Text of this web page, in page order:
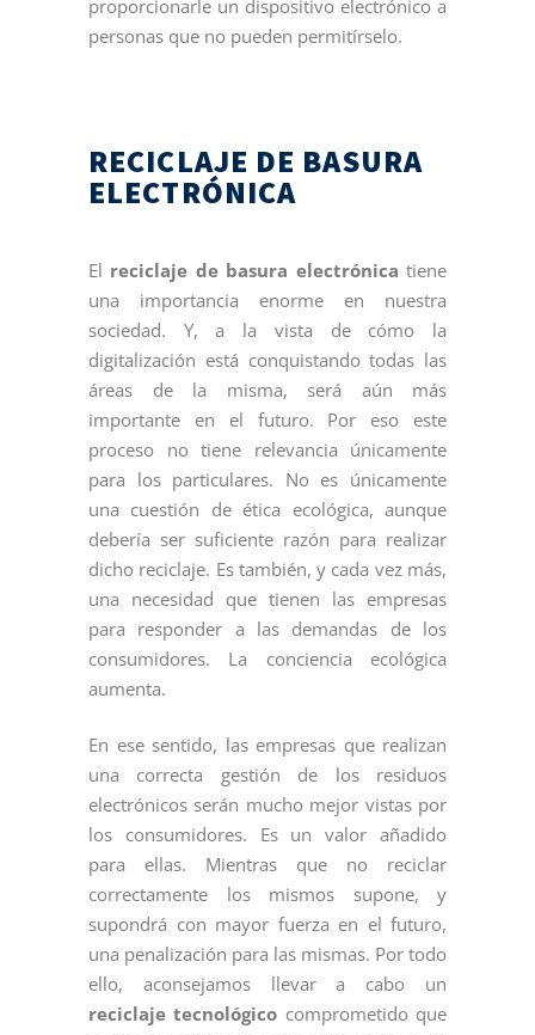
proporcionarle un dispositivo electrónico a
personas que no pueden permitírselo.
RECICLAJE DE BASURA
ELECTRÓNICA
El reciclaje de basura electrónica tiene
una importancia enorme en nuestra
sociedad. Y, a la vista de cómo la
digitalización está conquistando todas las
áreas de la misma, será aún más
importante en el futuro. Por eso este
proceso no tiene relevancia únicamente
para los particulares. No es únicamente
una cuestión de ética ecológica, aunque
debería ser suficiente razón para realizar
dicho reciclaje. Es también, y cada vez más,
una necesidad que tienen las empresas
para responder a las demandas de los
consumidores. La conciencia ecológica
aumenta.
En ese sentido, las empresas que realizan
una correcta gestión de los residuos
electrónicos serán mucho mejor vistas por
los consumidores. Es un valor añadido
para ellas. Mientras que no reciclar
correctamente los mismos supone, y
supondrá con mayor fuerza en el futuro,
una penalización para las mismas. Por todo
ello, aconsejamos llevar a cabo un
reciclaje tecnológico comprometido que